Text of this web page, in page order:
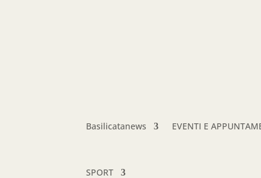
Basilicatanews EVENTI E
SPORT